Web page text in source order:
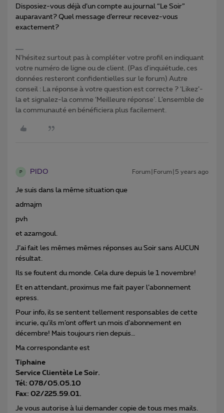
Disposiez-vous déjà d’un compte au journal “Le Soir”
auparavant? Quel message d’erreur recevez-vous
exactement?
N'hésitez surtout pas à compléter votre profil en indiquant
votre numéro de ligne ou de client. (Pas d'inquiétude, ces
données resteront confidentielles sur le forum) Autre
conseil : La réponse à votre question est correcte ? ‘Likez’-
la et signalez-la comme ‘Meilleure réponse’. L’ensemble de
la communauté en bénéficiera plus facilement.
P PIDO Forum|Forum|5 years ago
Je suis dans la même situation que
admajm
pvh
et azamgoul.
J’ai fait les mêmes mêmes réponses au Soir sans AUCUN
résultat.
Ils se foutent du monde. Cela dure depuis le 1 novembre!
Et en attendant, proximus me fait payer l’abonnement
epress.
Pour info, ils se sentent tellement responsables de cette
incurie, qu’ils m’ont offert un mois d’abonnement en
décembre! Mais toujours rien depuis…
Ma correspondante est
Tiphaine
Service Clientèle Le Soir.
Tél: 078/05.05.10
Fax: 02/225.59.01.
Je vous autorise à lui demander copie de tous mes mails.